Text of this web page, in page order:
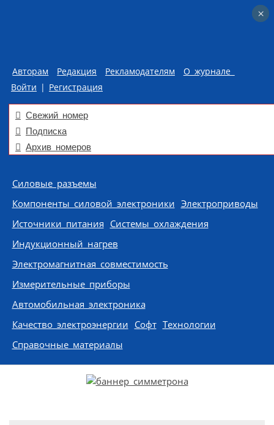
Авторам Редакция Рекламодателям
О журнале
Войти | Регистрация
Свежий номер
Подписка
Архив номеров
Skip to content
Силовые разъемы
Компоненты силовой электроники Электроприводы
Источники питания Системы охлаждения
Индукционный нагрев
Электромагнитная совместимость
Измерительные приборы
Автомобильная электроника
Качество электроэнергии Софт Технологии
Справочные материалы
×
×